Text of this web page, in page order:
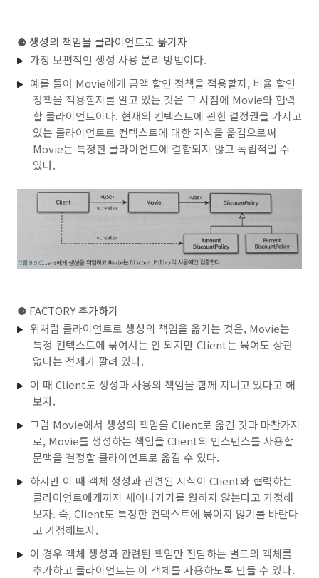
⚈ 생성의 책임을 클라이언트로 옮기자
가장 보편적인 생성 사용 분리 방법이다.
예를 들어 Movie에게 금액 할인 정책을 적용할지, 비율 할인
정책을 적용할지를 알고 있는 것은 그 시점에 Movie와 협력
할 클라이언트이다. 현재의 컨텍스트에 관한 결정권을 가지고
있는 클라이언트로 컨텍스트에 대한 지식을 옮김으로써
Movie는 특정한 클라이언트에 결합되지 않고 독립적일 수
있다.
⚈ FACTORY 추가하기
위처럼 클라이언트로 생성의 책임을 옮기는 것은, Movie는
특정 컨텍스트에 묶여서는 안 되지만 Client는 묶여도 상관
없다는 전제가 깔려 있다.
이 때 Client도 생성과 사용의 책임을 함께 지니고 있다고 해
보자.
그럼 Movie에서 생성의 책임을 Client로 옮긴 것과 마찬가지
로, Movie를 생성하는 책임을 Client의 인스턴스를 사용할
문맥을 결정할 클라이언트로 옮길 수 있다.
하지만 이 때 객체 생성과 관련된 지식이 Client와 협력하는
클라이언트에게까지 새어나가기를 원하지 않는다고 가정해
보자. 즉, Client도 특정한 컨텍스트에 묶이지 않기를 바란다
고 가정해보자.
이 경우 객체 생성과 관련된 책임만 전담하는 별도의 객체를
추가하고 클라이언트는 이 객체를 사용하도록 만들 수 있다.